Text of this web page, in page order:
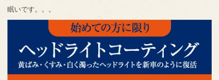
眠いです。。。